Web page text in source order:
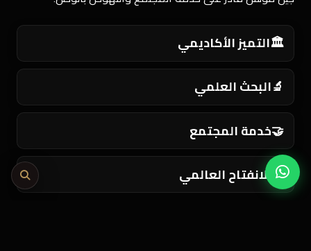
🏛️التميز الأكاديمي
🔬 البحث العلمي
🤝خدمة المجتمع
🌍 الانفتاح العالمي